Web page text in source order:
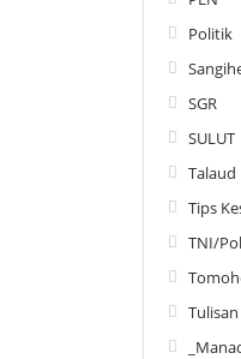
Politik
SGR
SULUT
Talaud
Tips
TNI/
Tulisan